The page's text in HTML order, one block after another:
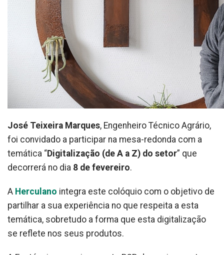
José Teixeira Marques, Engenheiro Técnico Agrário,
foi convidado a participar na mesa-redonda com a
temática “Digitalização (de A a Z) do setor” que
decorrerá no dia 8 de fevereiro.
A Herculano integra este colóquio com o objetivo de
partilhar a sua experiência no que respeita a esta
temática, sobretudo a forma que esta digitalização
se reflete nos seus produtos.